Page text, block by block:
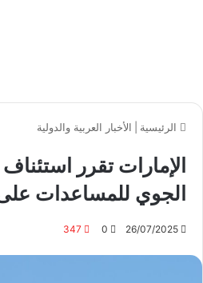
الرئيسية الأخبار العربية والدولية
الإمارات تقرر
الجوي للمساعدات
26/07/2025
0
347